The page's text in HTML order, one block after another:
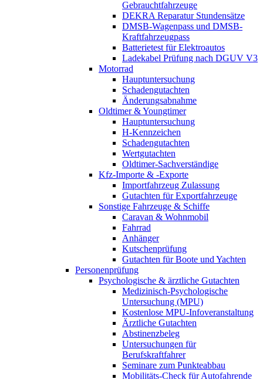
Gebrauchtfahrzeuge
DEKRA Reparatur Stundensätze
DMSB-Wagenpass und DMSB-
Kraftfahrzeugpass
Batterietest für Elektroautos
Ladekabel Prüfung nach DGUV V3
Motorrad
Hauptuntersuchung
Schadengutachten
Änderungsabnahme
Oldtimer & Youngtimer
Hauptuntersuchung
H-Kennzeichen
Schadengutachten
Wertgutachten
Oldtimer-Sachverständige
Kfz-Importe & -Exporte
Importfahrzeug Zulassung
Gutachten für Exportfahrzeuge
Sonstige Fahrzeuge & Schiffe
Caravan & Wohnmobil
Fahrrad
Anhänger
Kutschenprüfung
Gutachten für Boote und Yachten
Personenprüfung
Psychologische & ärztliche Gutachten
Medizinisch-Psychologische
Untersuchung (MPU)
Kostenlose MPU-Infoveranstaltung
Ärztliche Gutachten
Abstinenzbeleg
Untersuchungen für
Berufskraftfahrer
Seminare zum Punkteabbau
Mobilitäts-Check für Autofahrende